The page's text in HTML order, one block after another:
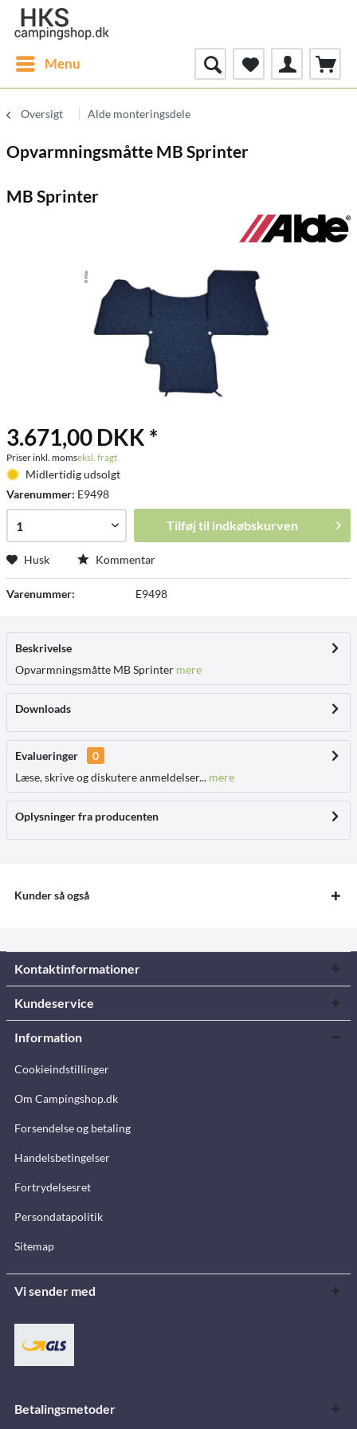
Menu
Oversigt Alde monteringsdele
Opvarmningsmåtte MB Sprinter
MB Sprinter
3.671,00 DKK *
Priser inkl. momseksl. fragt
Midlertidig udsolgt
Varenummer: E9498
Tilføj til indkøbskurven
Husk Kommentar
Varenummer: E9498
Beskrivelse
Opvarmningsmåtte MB Sprinter mere
Downloads
Evalueringer
0
Læse, skrive og diskutere anmeldelser... mere
Oplysninger fra producenten
Kunder så også
Kontaktinformationer
Kundeservice
Information
Cookieindstillinger
Om Campingshop.dk
Forsendelse og betaling
Handelsbetingelser
Fortrydelsesret
Persondatapolitik
Sitemap
Vi sender med
Betalingsmetoder